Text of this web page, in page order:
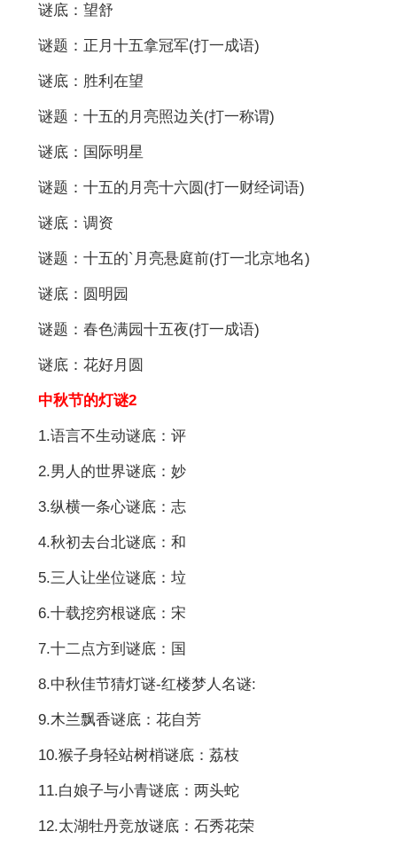
谜底：望舒
谜题：正月十五拿冠军(打一成语)
谜底：胜利在望
谜题：十五的月亮照边关(打一称谓)
谜底：国际明星
谜题：十五的月亮十六圆(打一财经词语)
谜底：调资
谜题：十五的`月亮悬庭前(打一北京地名)
谜底：圆明园
谜题：春色满园十五夜(打一成语)
谜底：花好月圆
中秋节的灯谜2
1.语言不生动谜底：评
2.男人的世界谜底：妙
3.纵横一条心谜底：志
4.秋初去台北谜底：和
5.三人让坐位谜底：垃
6.十载挖穷根谜底：宋
7.十二点方到谜底：国
8.中秋佳节猜灯谜-红楼梦人名谜:
9.木兰飘香谜底：花自芳
10.猴子身轻站树梢谜底：荔枝
11.白娘子与小青谜底：两头蛇
12.太湖牡丹竞放谜底：石秀花荣